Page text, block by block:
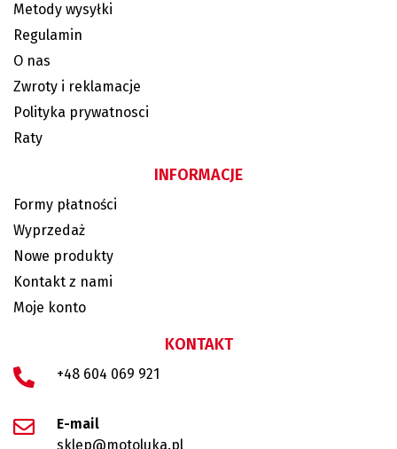
Metody wysyłki
Regulamin
O nas
Zwroty i reklamacje
Polityka prywatnosci
Raty
INFORMACJE
Formy płatności
Wyprzedaż
Nowe produkty
Kontakt z nami
Moje konto
KONTAKT
+48 604 069 921
E-mail
sklep@motoluka.pl